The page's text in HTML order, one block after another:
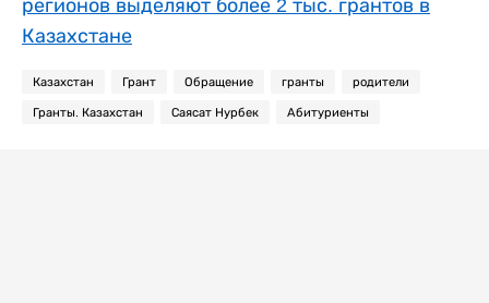
регионов выделяют более 2 тыс. грантов в
Казахстане
Казахстан Грант Обращение гранты родители
Гранты. Казахстан Саясат Нурбек Абитуриенты